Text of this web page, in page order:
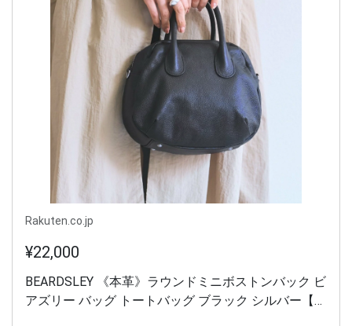
Rakuten.co.jp
¥22,000
BEARDSLEY 《本革》ラウンドミニボストンバック ビ
アズリー バッグ トートバッグ ブラック シルバー【送